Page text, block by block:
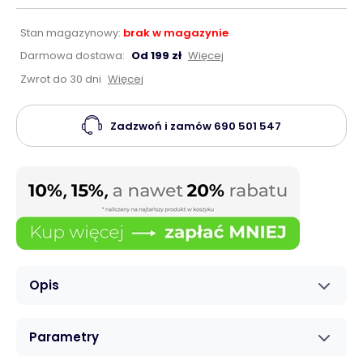
Opis
Parametry
Stan magazynowy: brak w magazynie
Darmowa dostawa: Od 199 zł Więcej
Zwrot do 30 dni Więcej
Zadzwoń i zamów 690 501 547